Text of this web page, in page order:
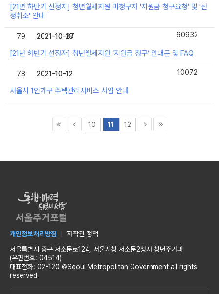
[21년 하반기 선정자] 청년월세지원 미청구자 '지원금 청구요청' 및 '선
정취소' 안내
79
[21년 하반기 선정자] 청년월세지원 ‘지원금 청구’ 안내문 및 FAQ
2021-10-18
2021-10-27 60932
78
서울시 1인가구 주택관리서비스 사업 안내
2021-10-12
2021-10-12 10072
10 11 12
개인정보처리방침
저작권 정책
서울특별시 중구 서소문로124, 서울시청 서소문2청사 청년주거과
(우편번호: 04514)
대표전화: 02-120 ©Seoul Metropolitan Government all rights
reserved